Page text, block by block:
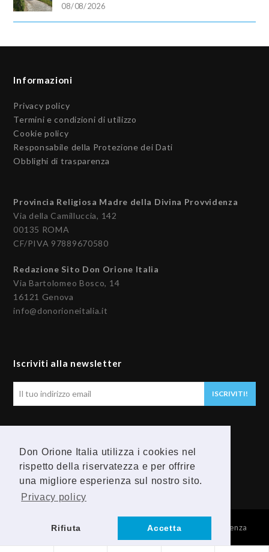
Don Orione Italia utilizza i cookies nel
rispetto della riservatezza e per offrire
una migliore esperienza sul nostro sito.
Privacy policy
Rifiuta Accetta
08/08/2026
Informazioni
Privacy policy
Termini e condizioni di utilizzo
Cookie policy
Responsabile della Protezione dei Dati
Obblighi di trasparenza
Provincia Religiosa Madre della Divina Provvidenza
Via della Camilluccia, 142
00135 ROMA
CF/PIVA 97889670580
Redazione Sito Don Orione Italia
Via Bartolomeo Bosco, 14
16121 Genova
info@donorioneitalia.it
Iscriviti alla newsletter
ISCRIVITI!
F
a
Y
o
t
© 2026 Provincia Religiosa Madre della Divina Provvidenza